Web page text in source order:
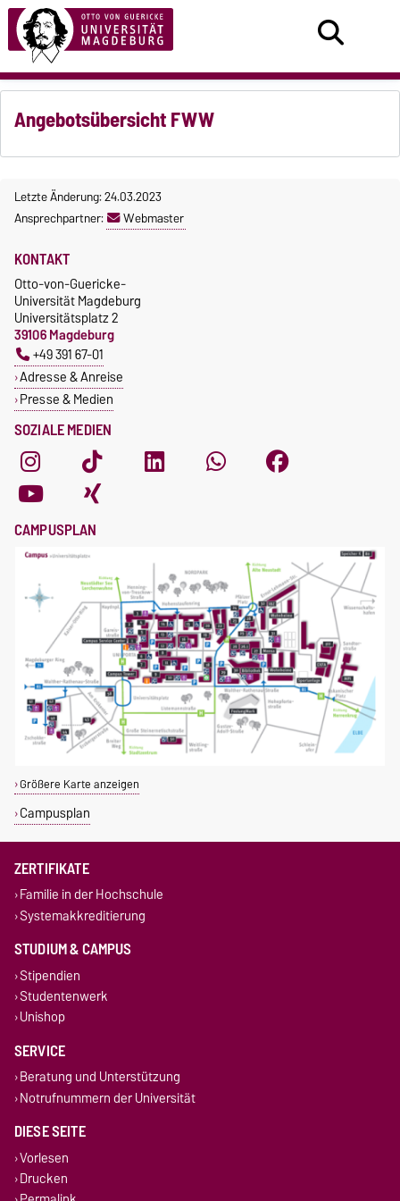
Angebotsübersicht FWW
Letzte Änderung: 24.03.2023
Ansprechpartner:
Webmaster
SOZIALE MEDIEN
KONTAKT
Otto-von-Guericke-
Universität Magdeburg
Universitätsplatz 2
39106 Magdeburg
+49 391 67-01
Adresse & Anreise
Presse & Medien
CAMPUSPLAN
Größere Karte anzeigen
Campusplan
ZERTIFIKATE
Familie in der Hochschule
Systemakkreditierung
STUDIUM & CAMPUS
Stipendien
Studentenwerk
Unishop
SERVICE
Beratung und Unterstützung
Notrufnummern der Universität
DIESE SEITE
Vorlesen
Drucken